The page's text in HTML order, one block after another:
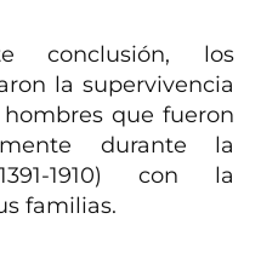
conclusión, los
la supervivencia
que fueron
durante la
1910) con la
familias.